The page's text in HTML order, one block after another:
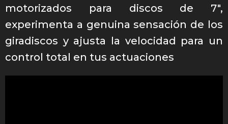
motorizados para discos de 7″,
experimenta a genuina sensación de los
giradiscos y ajusta la velocidad para un
control total en tus actuaciones